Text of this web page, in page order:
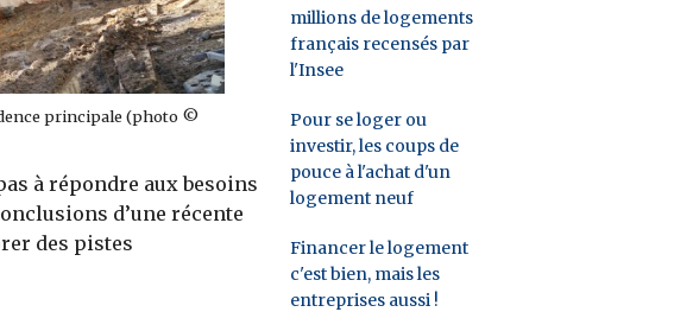
principale (photo ©
à répondre aux besoins
d’une récente
des pistes
millions de logements
français recensés par
l'Insee
Pour se loger ou
investir, les coups de
pouce à l'achat d'un
logement neuf
Financer le logement
c'est bien, mais les
entreprises aussi !